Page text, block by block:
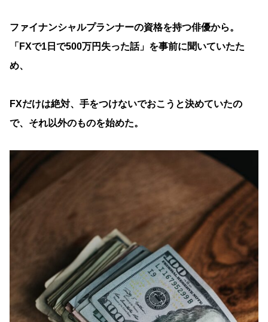
ファイナンシャルプランナーの資格を持つ俳優から。
「FXで1日で500万円失った話」を事前に聞いていたた
め、
FXだけは絶対、手をつけないでおこうと決めていたの
で、それ以外のものを始めた。